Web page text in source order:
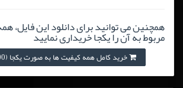
همچنین می توانید برای دانلود این فایل،
مربوط به آن را یکجا خریداری نمایید
خرید کامل همه کیفیت ها به صورت یکجا (10,000 تومان)